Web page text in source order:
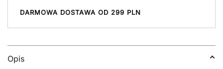
DARMOWA DOSTAWA OD 299 PLN
Opis